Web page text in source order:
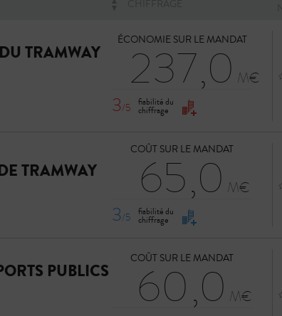
TRAMWAY
ÉCONOMIE SUR LE MANDAT
237,0
3/5 fiabilité du
chiffrage
TRAMWAY
COÛT SUR LE MANDAT
65,0
3/5 fiabilité du
chiffrage
PUBLICS
COÛT SUR LE MANDAT
60,0